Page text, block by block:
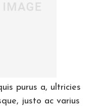
purus a, ultricies
justo ac varius